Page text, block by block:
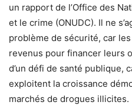
un rapport de l’Office des
et le crime (ONUDC). Il ne
problème de sécurité, car
revenus pour financer leurs
d’un défi de santé publique,
exploitent la croissance
marchés de drogues illicites.